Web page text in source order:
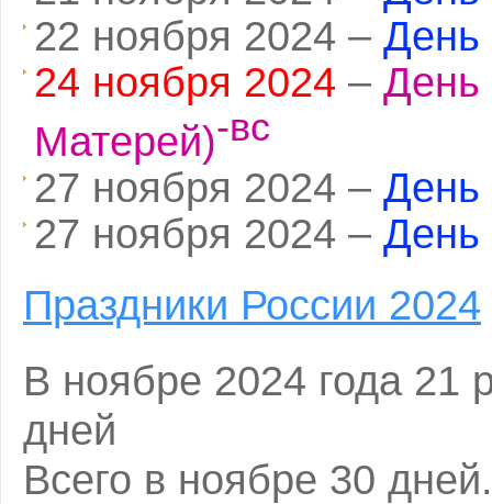
22 ноября 2024 – День
24 ноября 2024 – День
Матерей)-вс
27 ноября 2024 – День
27 ноября 2024 – День
Праздники России 2024
В ноябре 2024 года 21
дней
Всего в ноябре 30 дней.